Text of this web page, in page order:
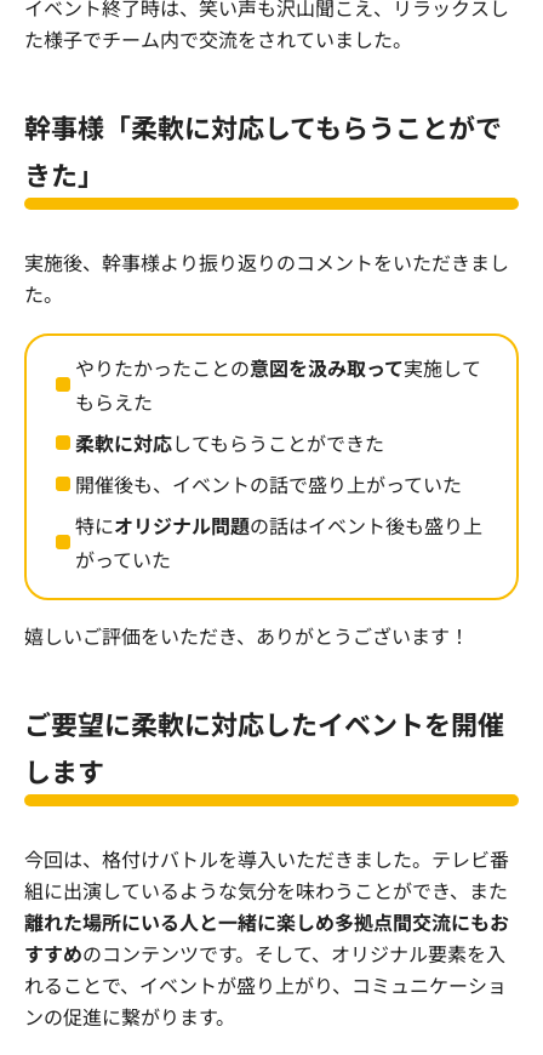
イベント終了時は、笑い声も沢山聞こえ、リラックスし
た様子でチーム内で交流をされていました。
幹事様「柔軟に対応してもらうことがで
きた」
実施後、幹事様より振り返りのコメントをいただきまし
た。
やりたかったことの意図を汲み取って実施して
もらえた
柔軟に対応してもらうことができた
開催後も、イベントの話で盛り上がっていた
特にオリジナル問題の話はイベント後も盛り上
がっていた
嬉しいご評価をいただき、ありがとうございます！
ご要望に柔軟に対応したイベントを開催
します
今回は、格付けバトルを導入いただきました。テレビ番
組に出演しているような気分を味わうことができ、 また
離れた場所にいる人と一緒に楽しめ多拠点間交流にもお
すすめのコンテンツです。そして、オリジナル要素を入
れることで、イベントが盛り上がり、コミュニケーショ
ンの促進に繋がります。